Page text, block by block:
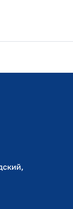
портал